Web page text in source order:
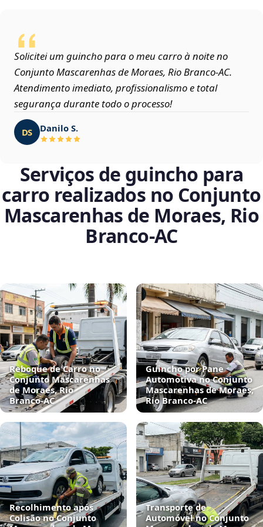
Solicitei um guincho para o meu carro à noite no
Conjunto Mascarenhas de Moraes, Rio Branco‑AC.
Atendimento imediato, profissionalismo e total
segurança durante todo o processo!
DS Danilo S.
Serviços de guincho para
carro realizados no Conjunto
Mascarenhas de Moraes, Rio
Branco‑AC
Reboque de Carro no
Conjunto Mascarenhas
de Moraes, Rio
Branco‑AC
Guincho por Pane
Automotiva no Conjunto
Mascarenhas de Moraes,
Rio Branco‑AC
Recolhimento após
Colisão no Conjunto
Transporte de
Automóvel no Conjunto